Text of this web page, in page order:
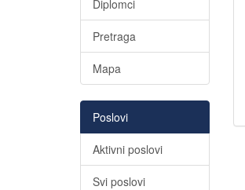
Diplomci
Pretraga
Mapa
Poslovi
Aktivni poslovi
Svi poslovi